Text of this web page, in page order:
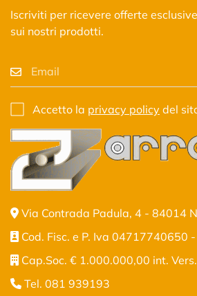
Via Contrada Padula, 4 - 84014
Cod. Fisc. e P. Iva 04717740650
Cap.Soc. € 1.000.000,00 int. Vers.
Tel. 081 939193
Iscriviti per ricevere offerte
sui nostri prodotti.
Accetto la privacy policy del